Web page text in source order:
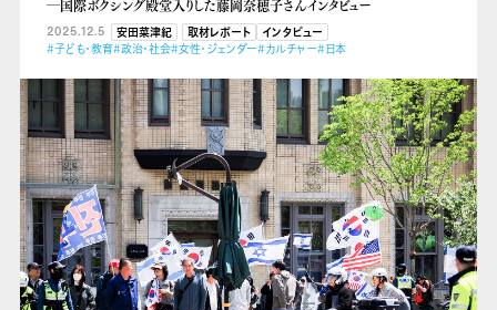
―国際ボクシング殿堂入りした藤岡奈穂子さんインタビュー
2025.12.5 安田菜津紀 取材レポート
インタビュー
#子ども・教育#政治・社会#女性・ジェンダー#カルチャー#日本